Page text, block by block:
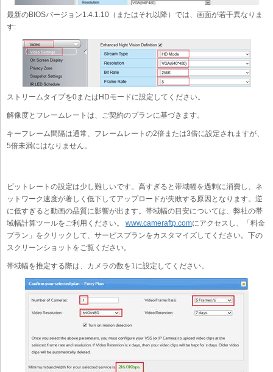
最新のBIOSバージョン1.4.1.10（またはそれ以降）では、画面が若干異なりま
す:
ストリームタイプを0またはHDモードに設定してください。
解像度とフレームレートは、ご契約のプランに基づきます。
キーフレーム間隔は通常、フレームレートの2倍または3倍に設定されますが、
5倍未満にはなりません。
ビットレートの設定は少し難しいです。高すぎると帯域幅を過剰に消費し、ネ
ットワーク速度が著しく低下してアップロードが失敗する原因となります。逆
に低すぎると動画の品質に影響が出ます。帯域幅の目安については、弊社の帯
域幅計算ツールをご利用ください。 www.cameraftp.comにアクセスし、「料金
プラン」をクリックして、サービスプランをカスタマイズしてください。下の
スクリーンショットをご覧ください。
帯域幅を推定する際は、カメラの数を1に設定してください。